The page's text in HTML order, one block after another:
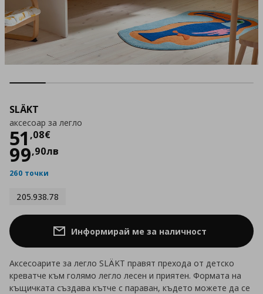
SLÄKT
аксесоар за легло
51 ,08€
Цена
99,90лв
260 точки
205.938.78
Информирай ме за наличност
Аксесоарите за легло SLÄKT правят прехода от детско
креватче към голямо легло лесен и приятен. Формата на
къщичката създава кътче с параван, където можете да се